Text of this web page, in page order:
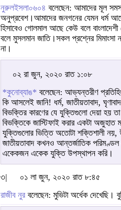
নুরুলইসলা০৬০৪ বলেছেন: আমাদের মূল
অনুপ্রবেশ।আমাদের জনগনের যেমন ধর্ম
হিসাবেও গোলমাল আছে কেউ বলে
বলে মুসলমান জাতি।সকল প্রশ্নের মিমাংসা
না।
০২ রা জুন, ২০২০ রাত ১:০৮
*কুনোব্যাঙ* বলেছেন: আভ্যন্তরীণ
কি আসলেই জানি! ধর্ম, জাতীয়তাবাদ,
বিভক্তির কারণের যে যুক্তিগুলো দেয়া হয়
বিভক্তিকে জাস্টিফাই করার একটা অজুহাত
যুক্তিগুলোর ভিত্তি অতোটা শক্তিশালী
জাতীয়তাবাদ কখনও আন্তর্জাতিক
একেকজন একেক যুক্তি উপস্থাপন করি।
৩|
০১ লা জুন, ২০২০ রাত ৮:৪৫
রাজীব নুর বলেছেন: মুভিটা অর্ধেক দেখেছি।